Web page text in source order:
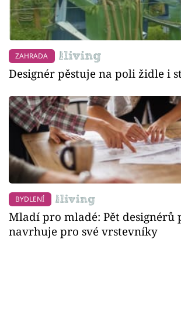
ZAHRADA
Designér pěstuje na poli židle i
BYDLENÍ
Mladí pro mladé: Pět designérů
navrhuje pro své vrstevníky